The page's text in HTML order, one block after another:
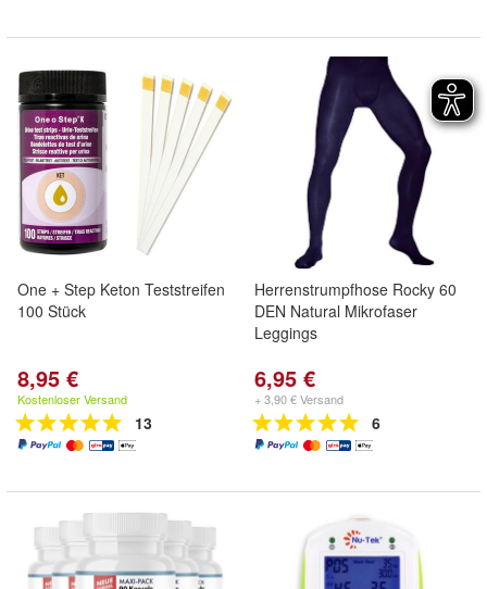
One + Step Keton Teststreifen
100 Stück
8,95 €
Kostenloser Versand
13
Herrenstrumpfhose Rocky 60
DEN Natural Mikrofaser
Leggings
6,95 €
+ 3,90 € Versand
6